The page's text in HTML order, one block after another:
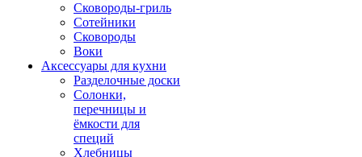
Сковороды-гриль
Сотейники
Сковороды
Воки
Аксессуары для кухни
Разделочные доски
Солонки,
перечницы и
ёмкости для
специй
Хлебницы